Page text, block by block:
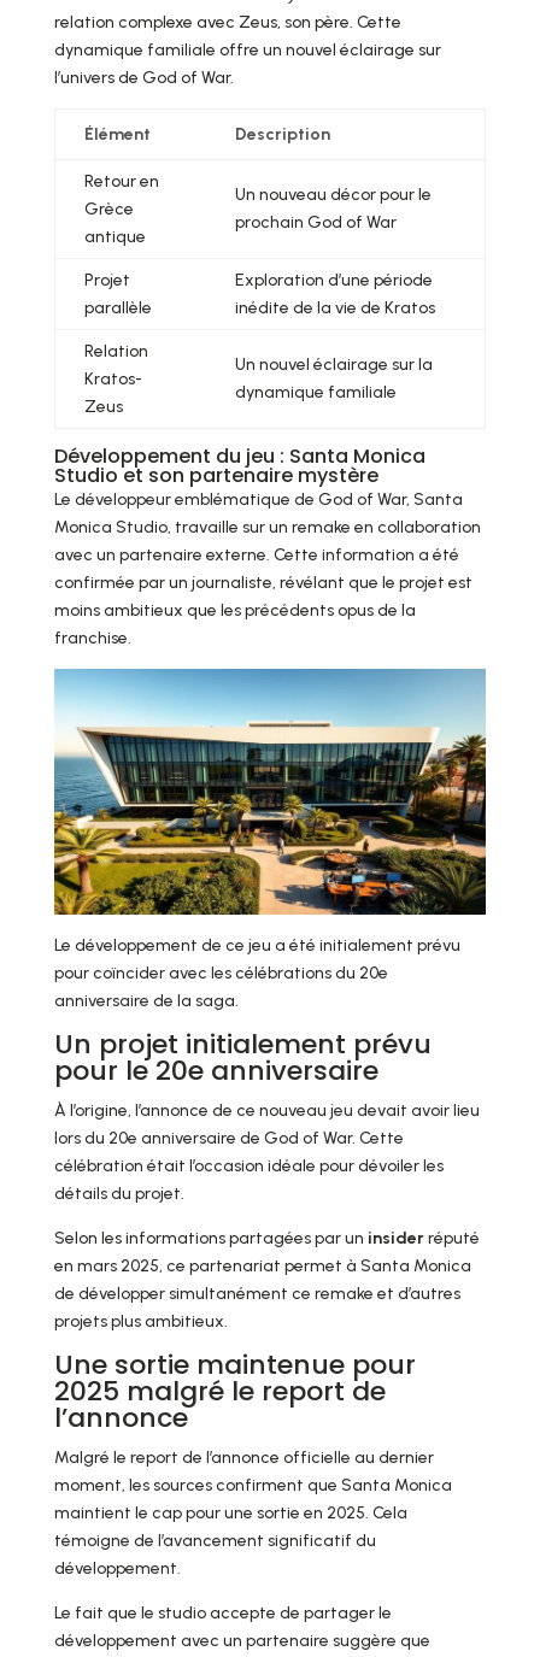
relation complexe avec Zeus, son père. Cette
dynamique familiale offre un nouvel éclairage sur
l’univers de God of War.
Élément Description
Retour en
Grèce
antique
Un nouveau décor pour le
prochain God of War
Projet
parallèle
Exploration d’une période
inédite de la vie de Kratos
Relation
Kratos-
Zeus
Un nouvel éclairage sur la
dynamique familiale
Développement du jeu : Santa Monica
Studio et son partenaire mystère
Le développeur emblématique de God of War, Santa
Monica Studio, travaille sur un remake en collaboration
avec un partenaire externe. Cette information a été
confirmée par un journaliste, révélant que le projet est
moins ambitieux que les précédents opus de la
franchise.
Le développement de ce jeu a été initialement prévu
pour coïncider avec les célébrations du 20e
anniversaire de la saga.
Un projet initialement prévu
pour le 20e anniversaire
À l’origine, l’annonce de ce nouveau jeu devait avoir lieu
lors du 20e anniversaire de God of War. Cette
célébration était l’occasion idéale pour dévoiler les
détails du projet.
Selon les informations partagées par un insiderréputé
en mars 2025, ce partenariat permet à Santa Monica
de développer simultanément ce remake et d’autres
projets plus ambitieux.
Une sortie maintenue pour
2025 malgré le report de
l’annonce
Malgré le report de l’annonce officielle au dernier
moment, les sources confirment que Santa Monica
maintient le cap pour une sortie en 2025. Cela
témoigne de l’avancement significatif du
développement.
Le fait que le studio accepte de partager le
développement avec un partenaire suggère que